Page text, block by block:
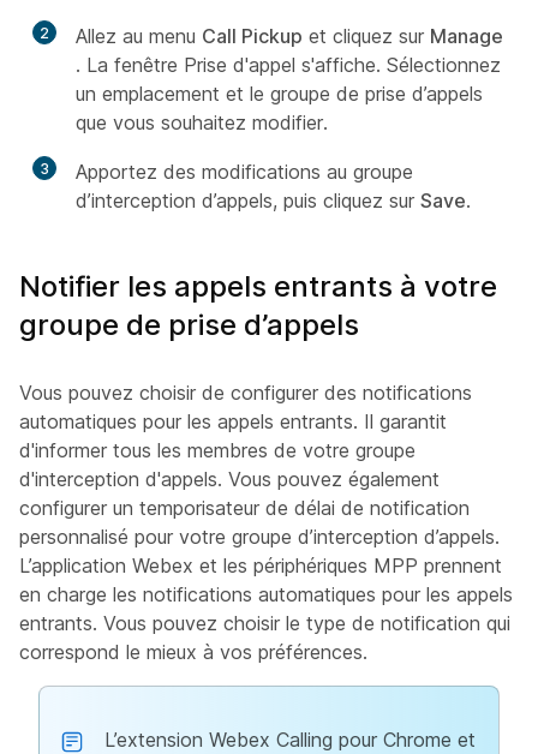
2 Allez au menu Call Pickup et cliquez sur Manage
. La fenêtre Prise d'appel s'affiche. Sélectionnez
un emplacement et le groupe de prise d’appels
que vous souhaitez modifier.
3
Apportez des modifications au groupe
d’interception d’appels, puis cliquez sur Save.
Notifier les appels entrants à votre
groupe de prise d’appels
Vous pouvez choisir de configurer des notifications
automatiques pour les appels entrants. Il garantit
d'informer tous les membres de votre groupe
d'interception d'appels. Vous pouvez également
configurer un temporisateur de délai de notification
personnalisé pour votre groupe d’interception d’appels.
L’application Webex et les périphériques MPP prennent
en charge les notifications automatiques pour les appels
entrants. Vous pouvez choisir le type de notification qui
correspond le mieux à vos préférences.
L’extension Webex Calling pour Chrome et